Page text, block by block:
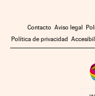
Contacto Aviso legal
Política de privacidad